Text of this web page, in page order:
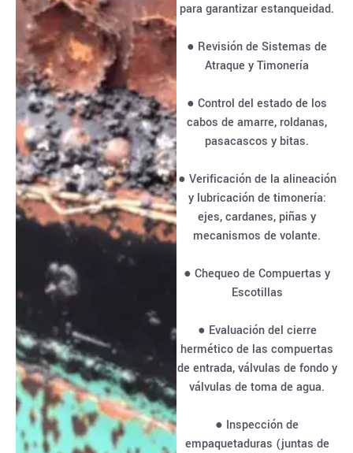
para garantizar estanqueidad.
● Revisión de Sistemas de
Atraque y Timonería
● Control del estado de los
cabos de amarre, roldanas,
pasacascos y bitas.
● Verificación de la alineación
y lubricación de timonería:
ejes, cardanes, piñas y
mecanismos de volante.
● Chequeo de Compuertas y
Escotillas
● Evaluación del cierre
hermético de las compuertas
de entrada, válvulas de fondo y
válvulas de toma de agua.
● Inspección de
empaquetaduras (juntas de